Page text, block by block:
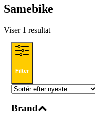
Samebike
Viser 1 resultat
Filter
Brand